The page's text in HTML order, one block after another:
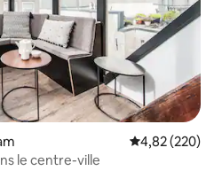
Évaluation
4,82 (220)
le centre-ville